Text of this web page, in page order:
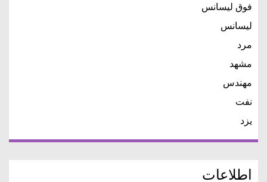
فوق لیسانس
لیسانس
مرد
مشهد
مهندس
نفت
یزد
اطلاعات